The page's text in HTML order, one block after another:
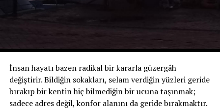
İnsan hayatı bazen radikal bir kararla güzergâh
değiştirir. Bildiğin sokakları, selam verdiğin yüzleri geride
bırakıp bir kentin hiç bilmediğin bir ucuna taşınmak;
sadece adres değil, konfor alanını da geride bırakmaktır.